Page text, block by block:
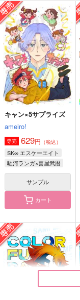
COLORFUL DAYS
別冊express
787円（税込）
馳河ランガ×喜屋武暦
サンプル
作品詳細
イエティ☆インフィニ
ティ
take the air
（税込）
馳河ランガ×喜屋武暦
キャン×5サプライズ
ameiro!
専売 629円 （税込）
SK∞ エスケーエイト
馳河ランガ×喜屋武暦
サンプル
カート